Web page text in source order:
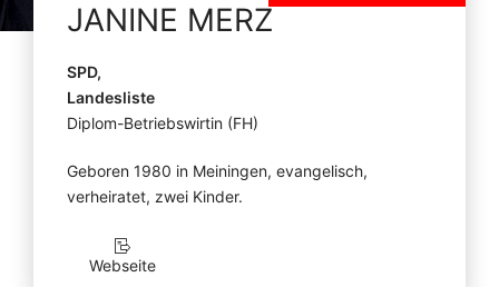
JANINE MERZ
SPD,
Landesliste
Diplom-Betriebswirtin (FH)
Geboren 1980 in Meiningen, evangelisch,
verheiratet, zwei Kinder.
Webseite